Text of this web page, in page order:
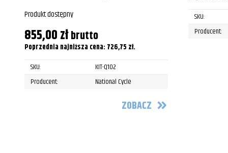
Honda
Honda
VT750 Shadow Aero/VT750C
Honda
Honda
Produkt dostępny
855,00złbrutto
Poprzednia najniższa cena: 726,75 zł.
SKU:
KIT-Q102
Producent:
National Cycle
ZOBACZ
SKU:
Producent: